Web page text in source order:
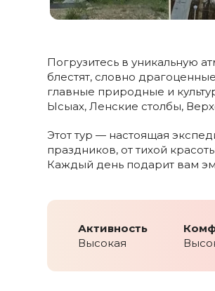
Погрузитесь в уникальную
блестят, словно
главные природные и
Ысыах, Ленские столбы,
Этот тур — настоящая
праздников, от тихой
Каждый день подарит вам
Активность
Высокая